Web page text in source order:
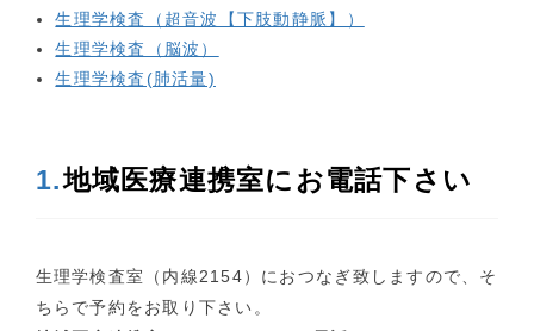
生理学検査（超音波【下肢動静脈】）
生理学検査（脳波）
生理学検査(肺活量)
1.地域医療連携室にお電話下さい
生理学検査室（内線2154）におつなぎ致しますので、そ
ちらで予約をお取り下さい。